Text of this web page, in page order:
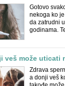
Gotovo
nekoga ko
da zatrudni
godinama.
veš može uticati
Zdrava
a donji veš